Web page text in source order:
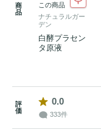
商
品
この商品
ナチュラルガー
デン
白酵プラセン
タ原液
評
価
0.0
333件